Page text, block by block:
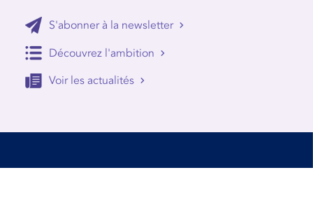
S'abonner à la newsletter
Découvrez l'ambition
Voir les actualités